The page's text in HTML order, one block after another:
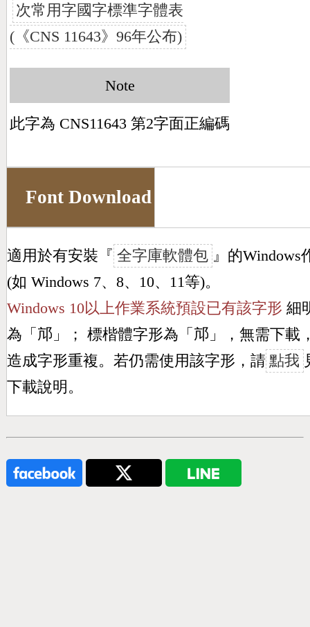
次常用字國字標準字體表
(《CNS 11643》96年公布)
Note
此字為 CNS11643 第2字面正編碼
Font Download
適用於有安裝『 全字庫軟體包 』的Windows
(如 Windows 7、8、10、11等)。
Windows 10以上作業系統預設已有該字形 細
為「 邟 」； 標楷體字形為「 邟 」，無需下載
造成字形重複。若仍需使用該字形，請 點我
下載說明。